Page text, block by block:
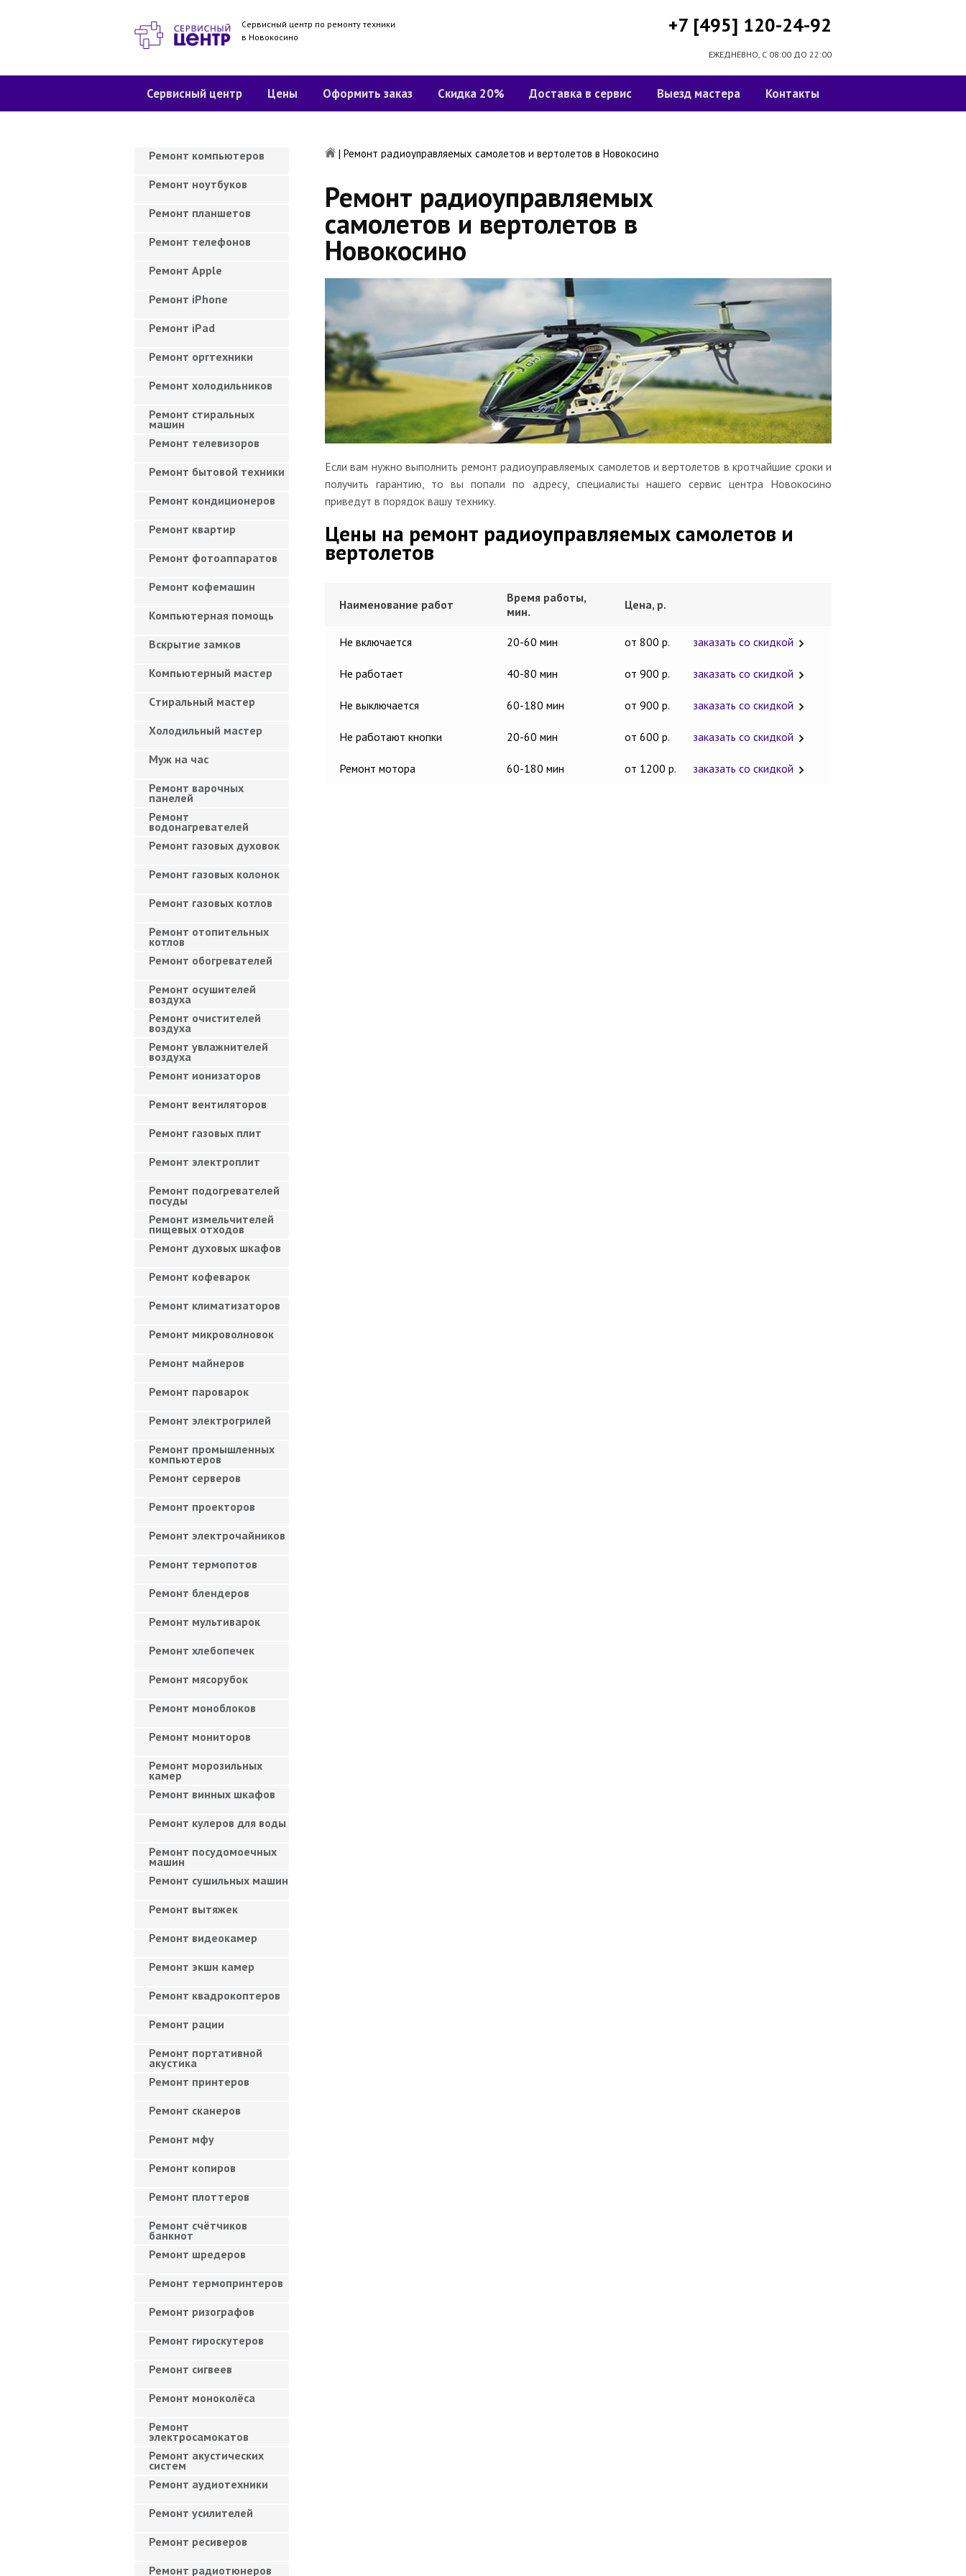
Сервисный центр по ремонту техники
в Новокосино
+7 [495] 120-24-92
ЕЖЕДНЕВНО, С 08:00 ДО 22:00
Сервисный центр Цены Оформить заказ Скидка 20% Доставка в сервис Выезд мастера Контакты
| Ремонт радиоуправляемых самолетов и вертолетов в Новокосино
Ремонт радиоуправляемых
самолетов и вертолетов в
Новокосино
Если вам нужно выполнить ремонт радиоуправляемых самолетов и вертолетов в кротчайшие сроки и
получить гарантию, то вы попали по адресу, специалисты нашего сервис центра Новокосино
приведут в порядок вашу технику.
Цены на ремонт радиоуправляемых самолетов и
вертолетов
Наименование работ
Время работы,
мин.
Цена, р.
Не включается 20-60 мин от 800 р. заказать со скидкой
Не работает 40-80 мин от 900 р. заказать со скидкой
Не выключается 60-180 мин от 900 р. заказать со скидкой
Не работают кнопки 20-60 мин от 600 р. заказать со скидкой
Ремонт мотора 60-180 мин от 1200 р. заказать со скидкой
Ремонт компьютеров
Ремонт ноутбуков
Ремонт планшетов
Ремонт телефонов
Ремонт Apple
Ремонт iPhone
Ремонт iPad
Ремонт оргтехники
Ремонт холодильников
Ремонт стиральных
машин
Ремонт телевизоров
Ремонт бытовой техники
Ремонт кондиционеров
Ремонт квартир
Ремонт фотоаппаратов
Ремонт кофемашин
Компьютерная помощь
Вскрытие замков
Компьютерный мастер
Cтиральный мастер
Холодильный мастер
Муж на час
Ремонт варочных
панелей
Ремонт
водонагревателей
Ремонт газовых духовок
Ремонт газовых колонок
Ремонт газовых котлов
Ремонт отопительных
котлов
Ремонт обогревателей
Ремонт осушителей
воздуха
Ремонт очистителей
воздуха
Ремонт увлажнителей
воздуха
Ремонт ионизаторов
Ремонт вентиляторов
Ремонт газовых плит
Ремонт электроплит
Ремонт подогревателей
посуды
Ремонт измельчителей
пищевых отходов
Ремонт духовых шкафов
Ремонт кофеварок
Ремонт климатизаторов
Ремонт микроволновок
Ремонт майнеров
Ремонт пароварок
Ремонт электрогрилей
Ремонт промышленных
компьютеров
Ремонт серверов
Ремонт проекторов
Ремонт электрочайников
Ремонт термопотов
Ремонт блендеров
Ремонт мультиварок
Ремонт хлебопечек
Ремонт мясорубок
Ремонт моноблоков
Ремонт мониторов
Ремонт морозильных
камер
Ремонт винных шкафов
Ремонт кулеров для воды
Ремонт посудомоечных
машин
Ремонт сушильных машин
Ремонт вытяжек
Ремонт видеокамер
Ремонт экшн камер
Ремонт квадрокоптеров
Ремонт рации
Ремонт портативной
акустика
Ремонт принтеров
Ремонт сканеров
Ремонт мфу
Ремонт копиров
Ремонт плоттеров
Ремонт счётчиков
банкнот
Ремонт шредеров
Ремонт термопринтеров
Ремонт ризографов
Ремонт гироскутеров
Ремонт сигвеев
Ремонт моноколёса
Ремонт
электросамокатов
Ремонт акустических
систем
Ремонт аудиотехники
Ремонт усилителей
Ремонт ресиверов
Ремонт радиотюнеров